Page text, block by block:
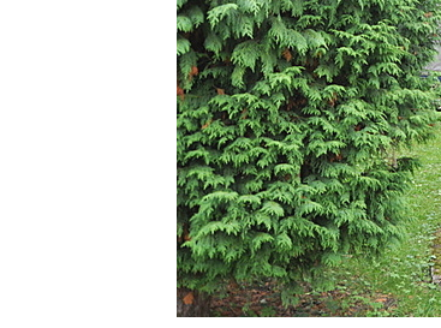
Selendrův sloup před klášterem
benediktýnů v Polici nad Metují
Sloup Panny Marie Bolestné v Polici nad
Metují
Sloup svaté Barbory v zámecké zahradě v
Teplicích
Sloup Nejsvětější Trojice před zámkem v
Cítolibech
Sloup Nejsvětější Trojice na Tyršově